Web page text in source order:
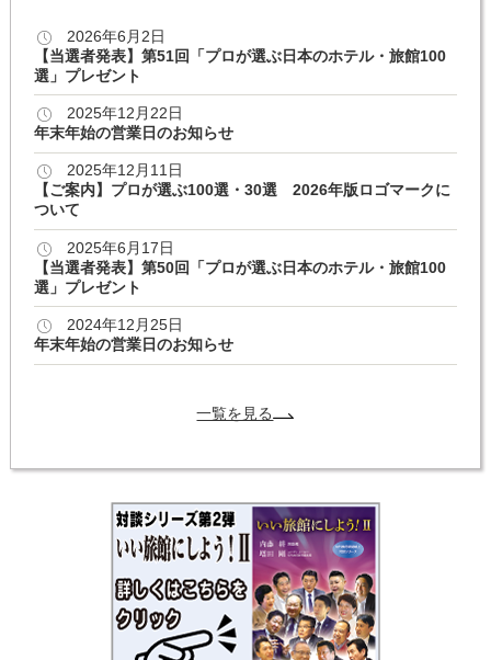
2026年6月2日
【当選者発表】第51回「プロが選ぶ日本のホテル・旅館100
選」プレゼント
2025年12月22日
年末年始の営業日のお知らせ
2025年12月11日
【ご案内】プロが選ぶ100選・30選 2026年版ロゴマークに
ついて
2025年6月17日
【当選者発表】第50回「プロが選ぶ日本のホテル・旅館100
選」プレゼント
2024年12月25日
年末年始の営業日のお知らせ
一覧を見る